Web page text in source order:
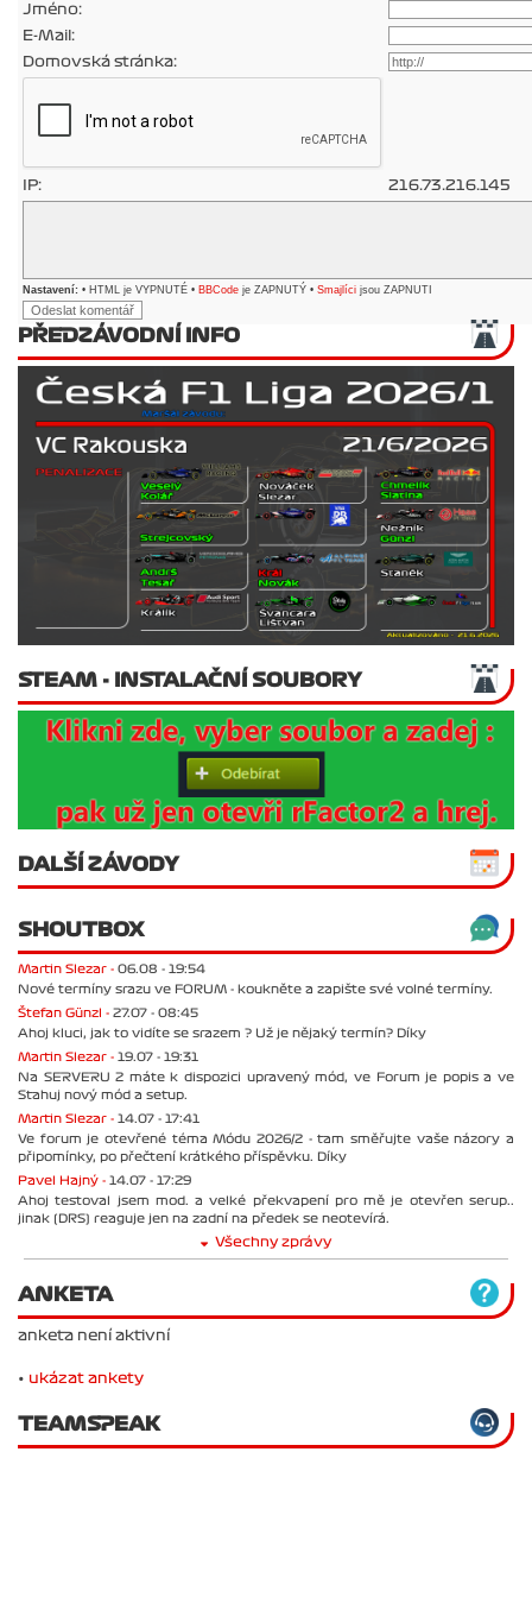
Jméno:
E-Mail:
Domovská stránka:
IP: 216.73.216.145
Nastavení: • HTML je VYPNUTÉ • BBCode je ZAPNUTÝ • Smajlíci jsou ZAPNUTI
PŘEDZÁVODNÍ INFO
STEAM - INSTALAČNÍ SOUBORY
DALŠÍ ZÁVODY
SHOUTBOX
Martin Slezar - 06.08 - 19:54
Nové termíny srazu ve FORUM - koukněte a zapište své volné termíny.
Štefan Günzl - 27.07 - 08:45
Ahoj kluci, jak to vidíte se srazem ? Už je nějaký termín? Díky
Martin Slezar - 19.07 - 19:31
Na SERVERU 2 máte k dispozici upravený mód, ve Forum je popis a ve
Stahuj nový mód a setup.
Martin Slezar - 14.07 - 17:41
Ve forum je otevřené téma Módu 2026/2 - tam směřujte vaše názory a
připomínky, po přečtení krátkého příspěvku. Díky
Pavel Hajný - 14.07 - 17:29
Ahoj testoval jsem mod. a velké překvapení pro mě je otevřen serup..
jinak (DRS) reaguje jen na zadní na předek se neotevírá.
Všechny zprávy
ANKETA
anketa není aktivní
• ukázat ankety
TEAMSPEAK